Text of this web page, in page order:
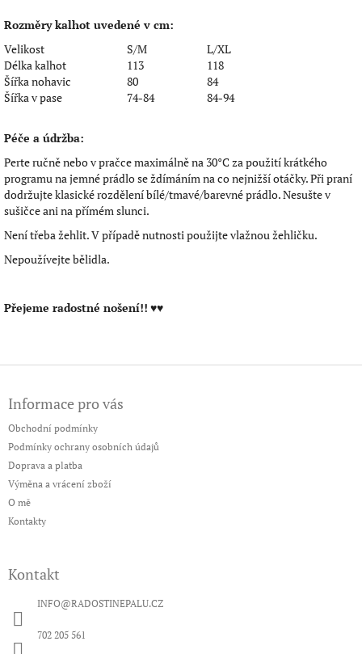
Rozměry kalhot uvedené v cm:
Velikost
S/M
L/XL
Délka kalhot
113
118
Šířka nohavic
80
84
Šířka v pase
74-84 84-94
Péče a údržba:
Perte ručně nebo v pračce maximálně na 30°C za použití krátkého
programu na jemné prádlo se ždímáním na co nejnižší otáčky. Při praní
dodržujte klasické rozdělení bílé/tmavé/barevné prádlo. Nesušte v
sušičce ani na přímém slunci.
Není třeba žehlit. V případě nutnosti použijte vlažnou žehličku.
Nepoužívejte bělidla.
Přejeme radostné nošení!! ♥♥
Informace pro vás
Obchodní podmínky
Podmínky ochrany osobních údajů
Doprava a platba
Výměna a vrácení zboží
O mě
Kontakty
Kontakt
INFO@RADOSTINEPALU.CZ
702 205 561